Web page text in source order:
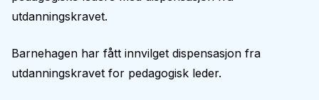
utdanningskravet.
Barnehagen har fått innvilget dispensasjon fra
utdanningskravet for pedagogisk leder.